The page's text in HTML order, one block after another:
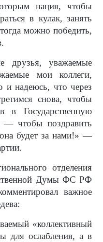
нация, чтобы
в кулак, занять
можно победить,
друзья, уважаемые
мои коллеги,
и надеюсь, что через
снова, чтобы
в Государственную
чтобы поздравить
будет за нами!» —
отделения
Думы ФС РФ
важное
«коллективный
для ослабления, а в